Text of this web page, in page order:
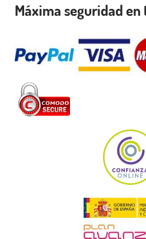
Máxima seguridad